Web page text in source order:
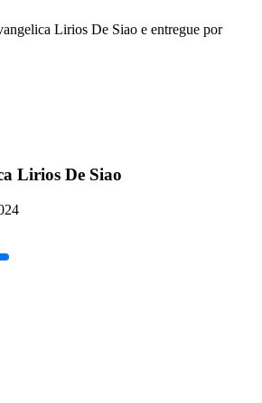
Lirios De Siao e entregue por
Lirios De Siao